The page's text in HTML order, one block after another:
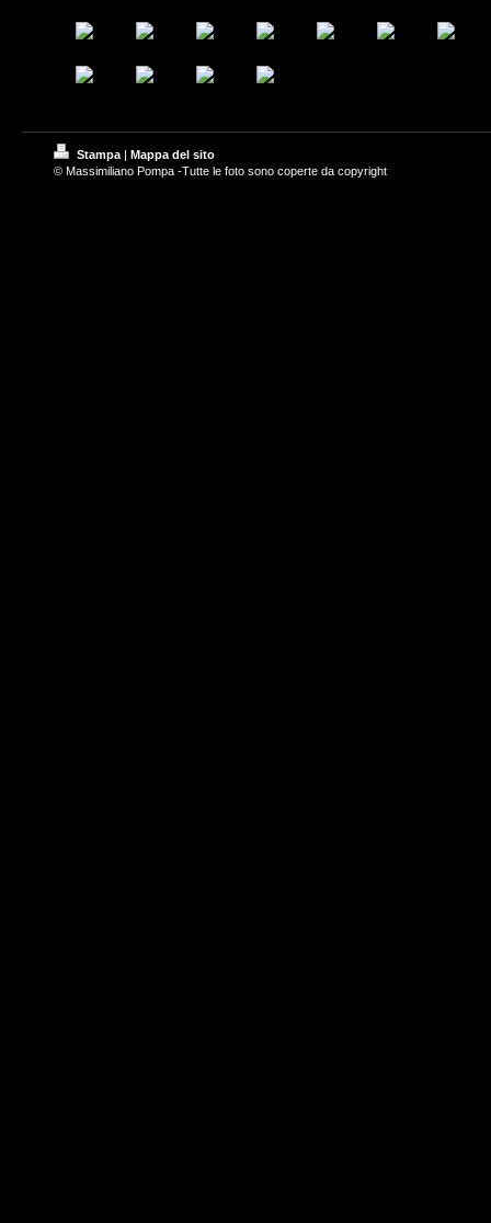
Stampa | Mappa del sito
© Massimiliano Pompa -Tutte le foto sono coperte da copyright